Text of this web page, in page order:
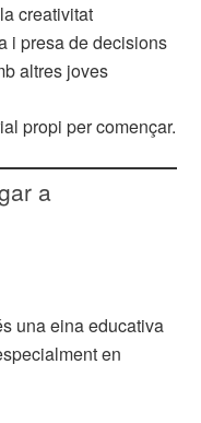
creativitat
i presa de decisions
altres joves
propi per començar.
a
una eina educativa
en